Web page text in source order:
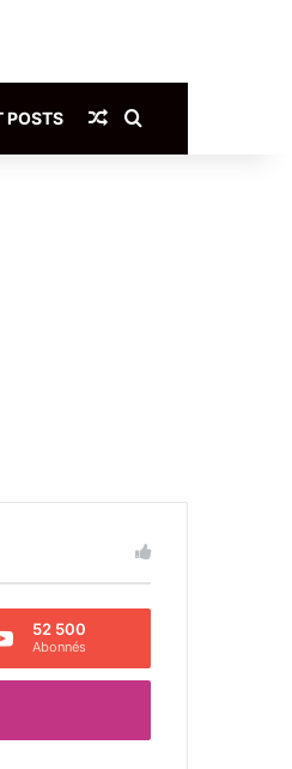
POSTS Article Aléatoire
52 500
Abonnés